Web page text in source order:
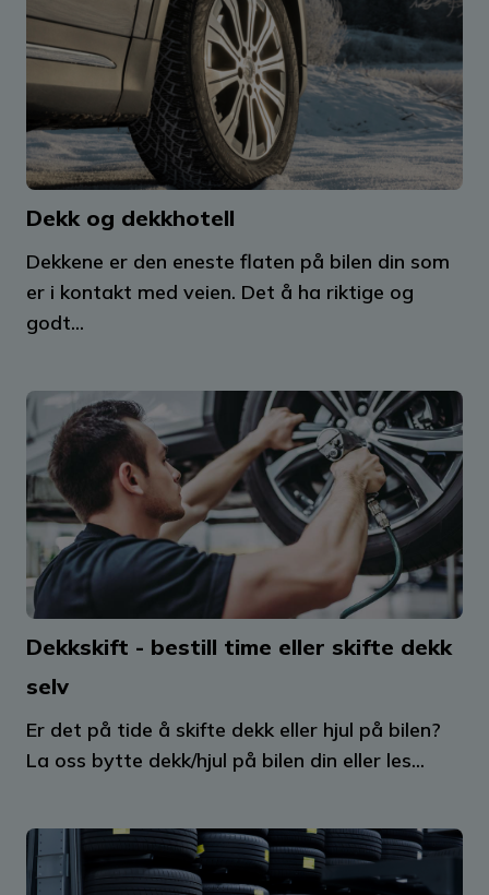
Dekk og dekkhotell
Dekkene er den eneste flaten på bilen din som
er i kontakt med veien. Det å ha riktige og
godt...
Dekkskift - bestill time eller skifte dekk
selv
Er det på tide å skifte dekk eller hjul på bilen?
La oss bytte dekk/hjul på bilen din eller les...